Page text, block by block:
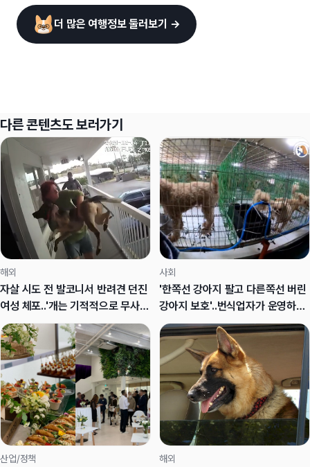
더 많은 여행정보 둘러보기 →
다른 콘텐츠도 보러가기
해외
자살 시도 전 발코니서 반려견 던진
여성 체포..'개는 기적적으로 무사
해'
사회
'한쪽선 강아지 팔고 다른쪽선 버린
강아지 보호'..번식업자가 운영하는
동물보호소
산업/정책 해외